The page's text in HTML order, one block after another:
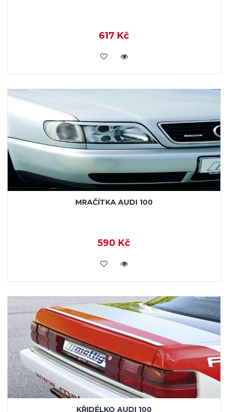
617 Kč
KOUPIT
MRAČÍTKA AUDI 100
590 Kč
KOUPIT
KŘIDÉLKO AUDI 100